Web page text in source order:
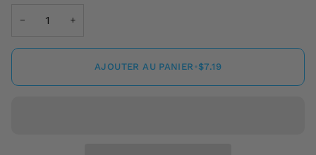
− +
AJOUTER AU PANIER •$7.19